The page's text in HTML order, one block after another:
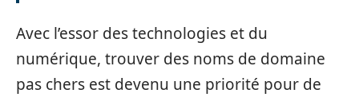
Avec l’essor des technologies et du
numérique, trouver des noms de domaine
pas chers est devenu une priorité pour de